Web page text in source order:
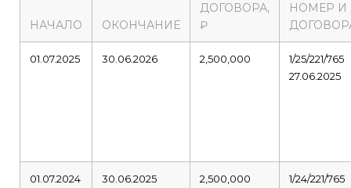
НАЧАЛО ОКОНЧАНИЕ
ДОГОВОРА,
₽
НОМЕР И
01.07.2025 30.06.2026 2,500,000
1/25/221/765
27.06.2025
01.07.2024 30.06.2025 2,500,000
1/24/221/765